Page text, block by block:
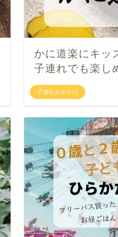
子連れお出かけ
かに道楽にキッ
子連れでも楽し